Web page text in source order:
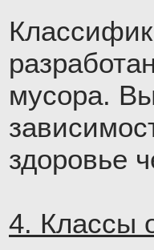
мусора.
здоровье
4. Классы